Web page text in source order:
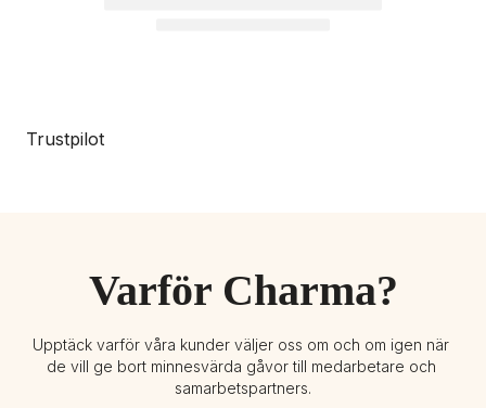
Trustpilot
Varför Charma?
Upptäck varför våra kunder väljer oss om och om igen när
de vill ge bort minnesvärda gåvor till medarbetare och
samarbetspartners.